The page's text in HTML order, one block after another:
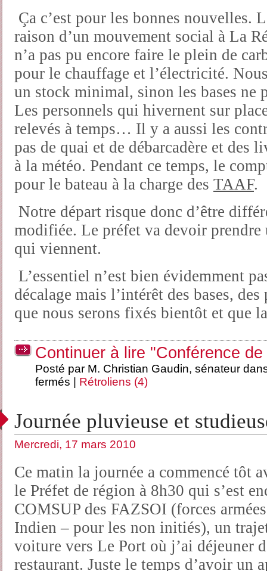
Ça c’est pour les bonnes nouvelles.
raison d’un mouvement social à La
n’a pas pu encore faire le plein de
pour le chauffage et l’électricité.
un stock minimal, sinon les bases ne
Les personnels qui hivernent sur
relevés à temps… Il y a aussi les
pas de quai et de débarcadère et des
à la météo. Pendant ce temps, le
pour le bateau à la charge des TAAF.
Notre départ risque donc d’être
modifiée. Le préfet va devoir prendre
qui viennent.
L’essentiel n’est bien évidemment
décalage mais l’intérêt des bases,
que nous serons fixés bientôt et que
Continuer à lire "Conférence
Posté par M. Christian Gaudin, sénateur
fermés
Rétroliens (4)
Journée pluvieuse et
Mercredi, 17 mars 2010
Ce matin la journée a commencé tôt
le Préfet de région à 8h30 qui s’est
COMSUP des FAZSOI (forces
Indien – pour les non initiés), un
voiture vers Le Port où j’ai déjeuner
restaurant. Juste le temps d’avoir un